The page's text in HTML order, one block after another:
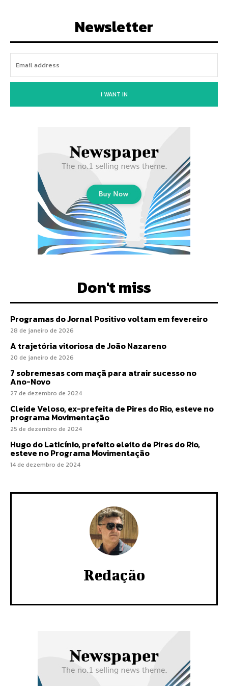
Newsletter
I WANT IN
Don't miss
Programas do Jornal Positivo voltam em fevereiro
28 de janeiro de 2026
A trajetória vitoriosa de João Nazareno
20 de janeiro de 2026
7 sobremesas com maçã para atrair sucesso no
Ano-Novo
27 de dezembro de 2024
Cleide Veloso, ex-prefeita de Pires do Rio, esteve no
programa Movimentação
25 de dezembro de 2024
Hugo do Laticínio, prefeito eleito de Pires do Rio,
esteve no Programa Movimentação
14 de dezembro de 2024
Redação